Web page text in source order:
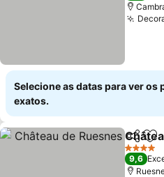
Selecione as datas para ver os
exatos.
4 Estrelas
9,6